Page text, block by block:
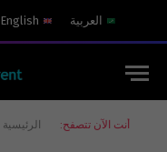
العربية English
أنت الآن تتصفح: الرئيسية